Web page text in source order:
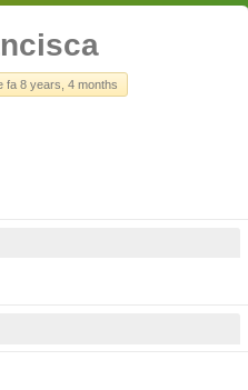
fa 8 years, 4 months